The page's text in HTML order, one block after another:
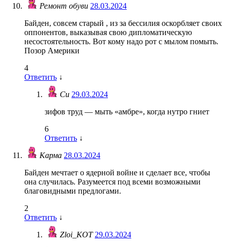
Ремонт обуви 28.03.2024
Байден, совсем старый , из за бессилия оскорбляет своих
оппонентов, выказывая свою дипломатическую
несостоятельность. Вот кому надо рот с мылом помыть.
Позор Америки
4
Ответить ↓
Си 29.03.2024
зифов труд — мыть «амбре», когда нутро гниет
6
Ответить ↓
Карма 28.03.2024
Байден мечтает о ядерной войне и сделает все, чтобы
она случилась. Разумеется под всеми возможными
благовидными предлогами.
2
Ответить ↓
Zloi_KOT29.03.2024